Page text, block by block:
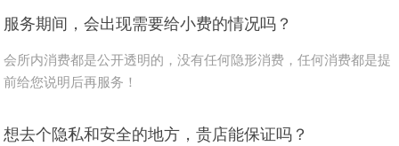
服务期间，会出现需要给小费的情况吗？
会所内消费都是公开透明的，没有任何隐形消费，任何消费都是提
前给您说明后再服务！
想去个隐私和安全的地方，贵店能保证吗？